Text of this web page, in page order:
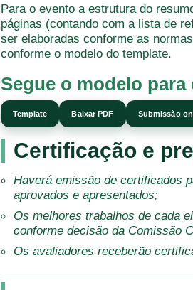
Para o evento a estrutura do
páginas (contando com a lista de
ser elaboradas conforme as
conforme o modelo do template.
Segue o modelo
Template Baixar PDF Submissão
Certificação e
Haverá emissão de certificados
aprovados e apresentados;
Os melhores trabalhos de cada
conforme decisão da Comissão
Os avaliadores receberão